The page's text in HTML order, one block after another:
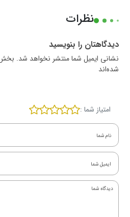
نظرات
دیدگاهتان را بنویسید
نشانی ایمیل شما منتشر نخواهد شد.
شده‌اند
امتیاز شما :